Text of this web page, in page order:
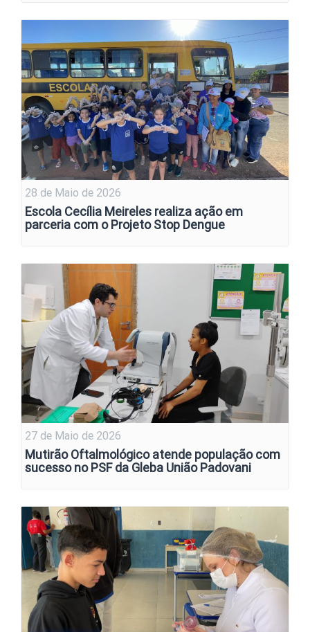
28 de Maio de 2026
Escola Cecília Meireles realiza ação em
parceria com o Projeto Stop Dengue
27 de Maio de 2026
Mutirão Oftalmológico atende população com
sucesso no PSF da Gleba União Padovani